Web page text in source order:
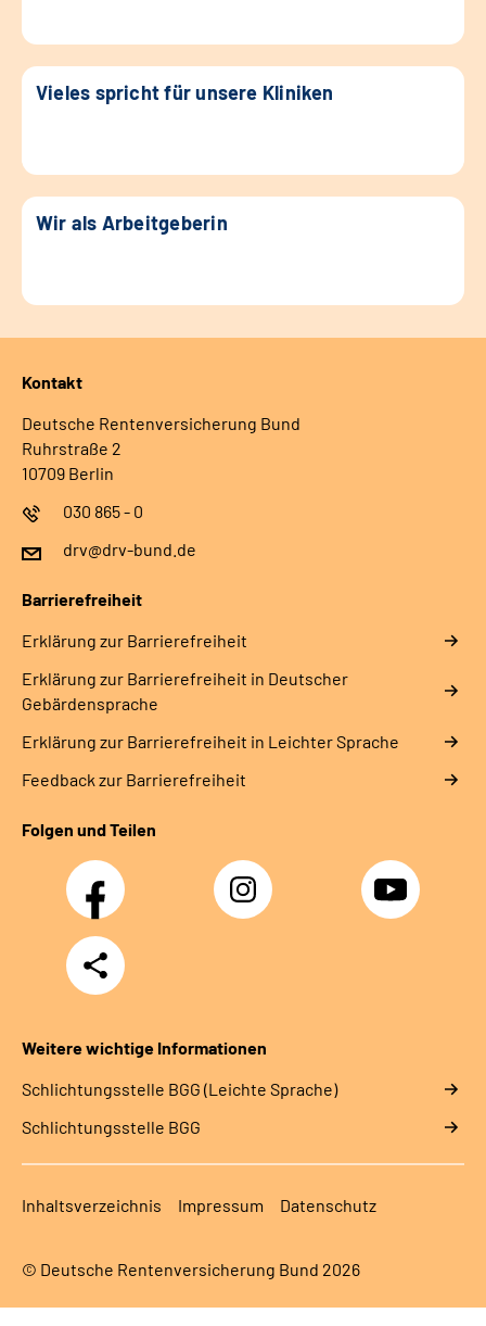
Vieles spricht für unsere Kliniken
Wir als Arbeitgeberin
Kontakt
Deutsche Rentenversicherung Bund
Ruhrstraße 2
10709 Berlin
030 865 - 0
drv@drv-bund.de
Barrierefreiheit
Erklärung zur Barrierefreiheit
Erklärung zur Barrierefreiheit in Deutscher
Gebärdensprache
Erklärung zur Barrierefreiheit in Leichter Sprache
Feedback zur Barrierefreiheit
Folgen und Teilen
Facebook Instagram YouTube
Teilen
Weitere wichtige Informationen
Schlich­tungs­stel­le BGG (Leichte Sprache)
Schlich­tungs­stel­le BGG
Inhaltsverzeichnis Impressum Datenschutz
© Deutsche Rentenversicherung Bund 2026